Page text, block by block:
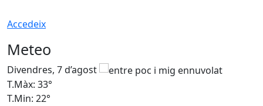
Accedeix
Meteo
Divendres, 7 d’agost
T.Màx: 33°
T.Min: 22°